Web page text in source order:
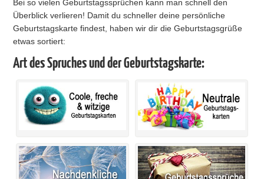
Bei so vielen Geburtstagssprüchen kann man schnell den
Überblick verlieren! Damit du schneller deine persönliche
Geburtstagskarte findest, haben wir dir die Geburtstagsgrüße
etwas sortiert:
Art des Spruches und der Geburtstagskarte: